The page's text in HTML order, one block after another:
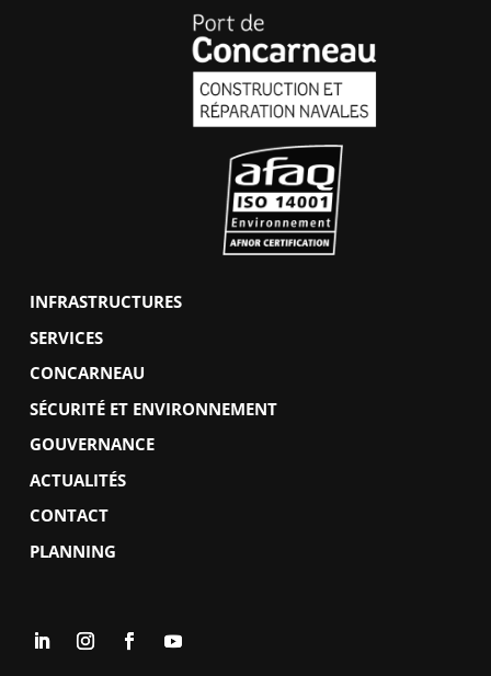
INFRASTRUCTURES
SERVICES
CONCARNEAU
SÉCURITÉ ET ENVIRONNEMENT
GOUVERNANCE
ACTUALITÉS
CONTACT
PLANNING